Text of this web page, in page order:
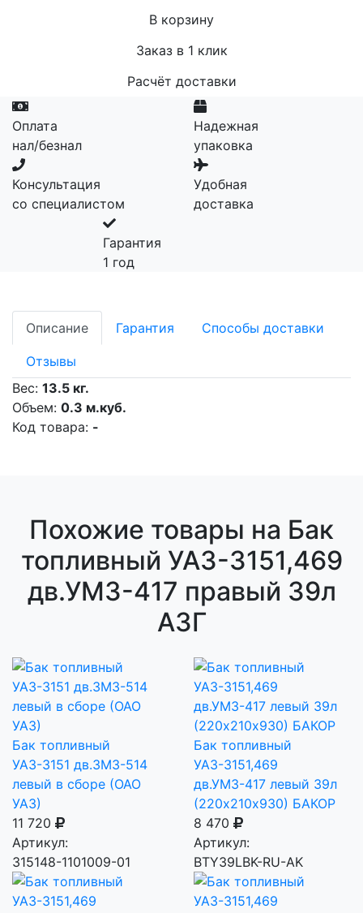
В корзину
Заказ в 1 клик
Расчёт доставки
Оплата
нал/безнал
Надежная
упаковка
Консультация
со специалистом
Удобная
доставка
Гарантия
1 год
Описание Гарантия Способы доставки
Отзывы
Вес: 13.5 кг.
Объем: 0.3 м.куб.
Код товара: -
Похожие товары на Бак
топливный УАЗ-3151,469
дв.УМЗ-417 правый 39л
АЗГ
Бак топливный
УАЗ-3151 дв.ЗМЗ-514
левый в сборе (ОАО
УАЗ)
11 720
Артикул:
315148-1101009-01
Бак топливный
УАЗ-3151,469
дв.УМЗ-417 левый 39л
(220х210х930) БАКОР
8 470
Артикул:
BTY39LBK-RU-AK